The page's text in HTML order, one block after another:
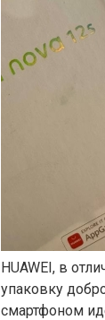
HUAWEI, в
упаковку
смартфоном